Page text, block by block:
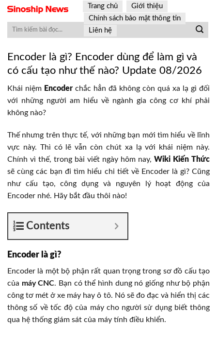
Skip
content
Trang chủ
Giới thiệu
Chính sách bảo mật thông tin
Liên hệ
Encoder là gì? Encoder dùng để làm gì và
có cấu tạo như thế nào? Update 08/2026
Khái niệm Encoder chắc hẳn đã không còn quá xa lạ gì đối
với những người am hiểu về ngành gia công cơ khí phải
không nào?
Thế nhưng trên thực tế, với những bạn mới tìm hiểu về lĩnh
vực này. Thì có lẽ vẫn còn chút xa lạ với khái niệm này.
Chính vì thế, trong bài viết ngày hôm nay, Wiki Kiến Thức
sẽ cùng các bạn đi tìm hiểu chi tiết về Encoder là gì? Cũng
như cấu tạo, công dụng và nguyên lý hoạt động của
Encoder nhé. Hãy bắt đầu thôi nào!
Contents
Encoder là gì?
Encoder là một bộ phận rất quan trọng trong sơ đồ cấu tạo
của máy CNC. Bạn có thể hình dung nó giống như bộ phận
công tơ mét ở xe máy hay ô tô. Nó sẽ đo đạc và hiển thị các
thông số về tốc độ của máy cho người sử dụng biết thông
qua hệ thống giám sát của máy tính điều khiển.